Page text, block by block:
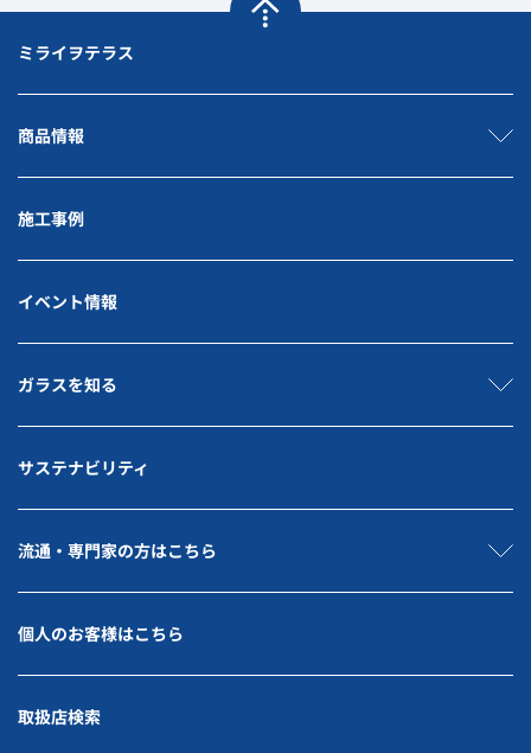
ミライヲテラス
商品情報
施工事例
イベント情報
ガラスを知る
サステナビリティ
流通・専門家の方はこちら
個人のお客様はこちら
取扱店検索